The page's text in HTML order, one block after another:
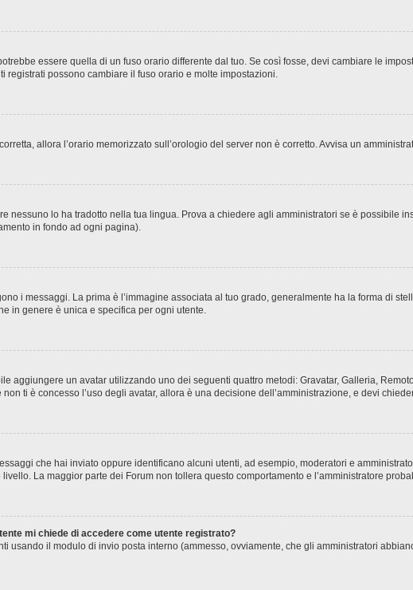
essere quella di un fuso orario differente dal tuo. Se così fosse, devi cambiare le
registrati possono cambiare il fuso orario e molte impostazioni.
allora l’orario memorizzato sull’orologio del server non è corretto. Avvisa un
nessuno lo ha tradotto nella tua lingua. Prova a chiedere agli amministratori se è possibile
in fondo ad ogni pagina).
i messaggi. La prima è l’immagine associata al tuo grado, generalmente ha la forma di
in genere è unica e specifica per ogni utente.
aggiungere un avatar utilizzando uno dei seguenti quattro metodi: Gravatar, Galleria,
ti è concesso l’uso degli avatar, allora è una decisione dell’amministrazione, e devi
che hai inviato oppure identificano alcuni utenti, ad esempio, moderatori e
La maggior parte dei Forum non tollera questo comportamento e l’amministratore
mi chiede di accedere come utente registrato?
usando il modulo di invio posta interno (ammesso, ovviamente, che gli amministratori